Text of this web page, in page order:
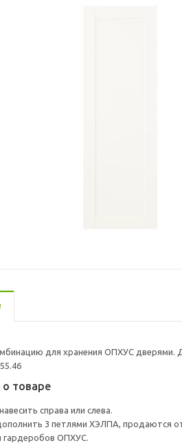
для хранения ОПХУС
товаре
справа или слева.
3 петлями ХЭЛПА, продаются
ОПХУС.